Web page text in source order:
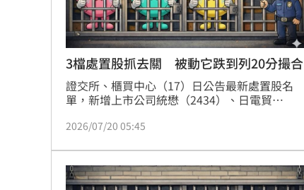
3檔處置股抓去關 被動它跌到列20分撮合
證交所、櫃買中心（17）日公告最新處置股名
單，新增上市公司統懋（2434）、日電貿
股，自今（20日）起至7月31日止實施處置措
處置程度較重；千附則採5分鐘分盤撮合。主管
機關提醒，股票遭列入處置並非代表公司基本面
出現問題，而是因近期股價或成交量異常波動，
2026/07/20 05:45